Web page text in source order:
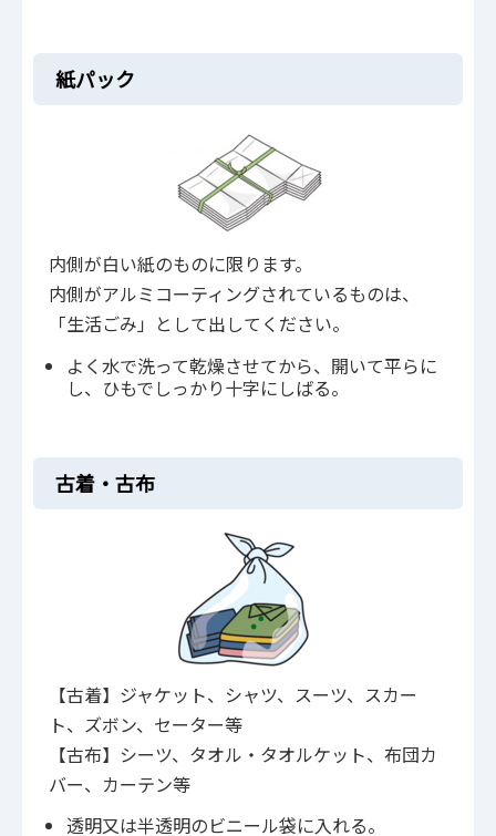
紙パック
内側が白い紙のものに限ります。
内側がアルミコーティングされているものは、
「生活ごみ」として出してください。
よく水で洗って乾燥させてから、開いて平らに
し、ひもでしっかり十字にしばる。
古着・古布
【古着】ジャケット、シャツ、スーツ、スカー
ト、ズボン、セーター等
【古布】シーツ、タオル・タオルケット、布団カ
バー、カーテン等
透明又は半透明のビニール袋に入れる。